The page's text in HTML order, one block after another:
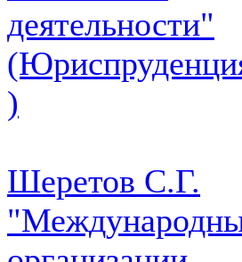
деятельности"
)
Шеретов С.Г.